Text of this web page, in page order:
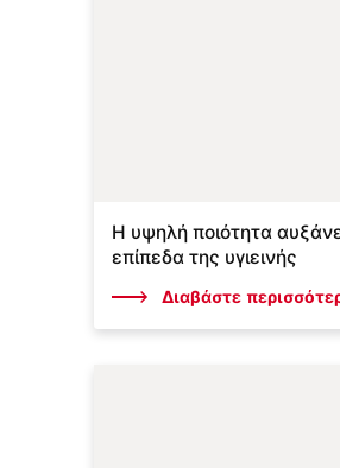
Η υψηλή ποιότητα
επίπεδα της υγιεινής
Διαβάστε